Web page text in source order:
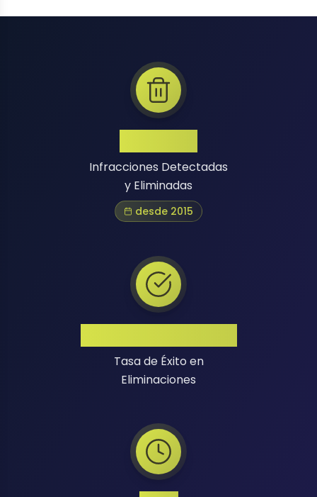
Infracciones Detectadas
y Eliminadas
desde 2015
Tasa de Éxito en
Eliminaciones